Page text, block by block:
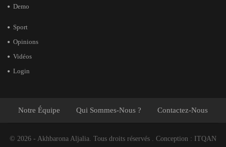
Demo
Sport
Opinions
Vidéos
Login
Notre Équipe Qui Sommes-Nous ? Contactez-Nous
© 2026 - Akhbarona Aljalia. Tous droits réservés . Conception : ITQAN